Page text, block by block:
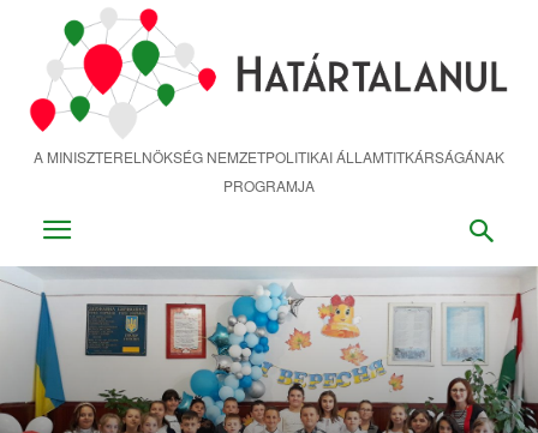
tartalomra
A MINISZTERELNÖKSÉG NEMZETPOLITIKAI ÁLLAMTITKÁRSÁGÁNAK
PROGRAMJA